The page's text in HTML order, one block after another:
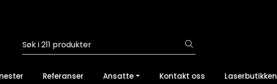
Referanser Ansatte Kontakt oss Laserbutikken